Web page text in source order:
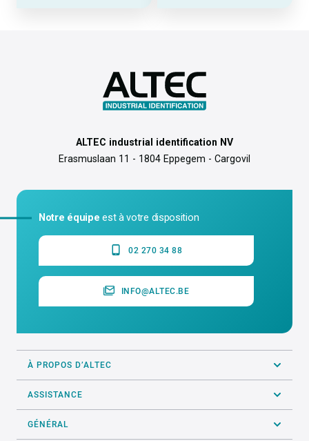
ALTEC industrial identification NV
Erasmuslaan 11 - 1804 Eppegem - Cargovil
Notre équipe est à votre disposition
02 270 34 88
INFO@ALTEC.BE
À PROPOS D’ALTEC
ASSISTANCE
GÉNÉRAL